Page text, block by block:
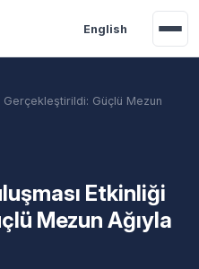
English
Gerçekleştirildi: Güçlü Mezun
Etkinliği
Mezun Ağıyla